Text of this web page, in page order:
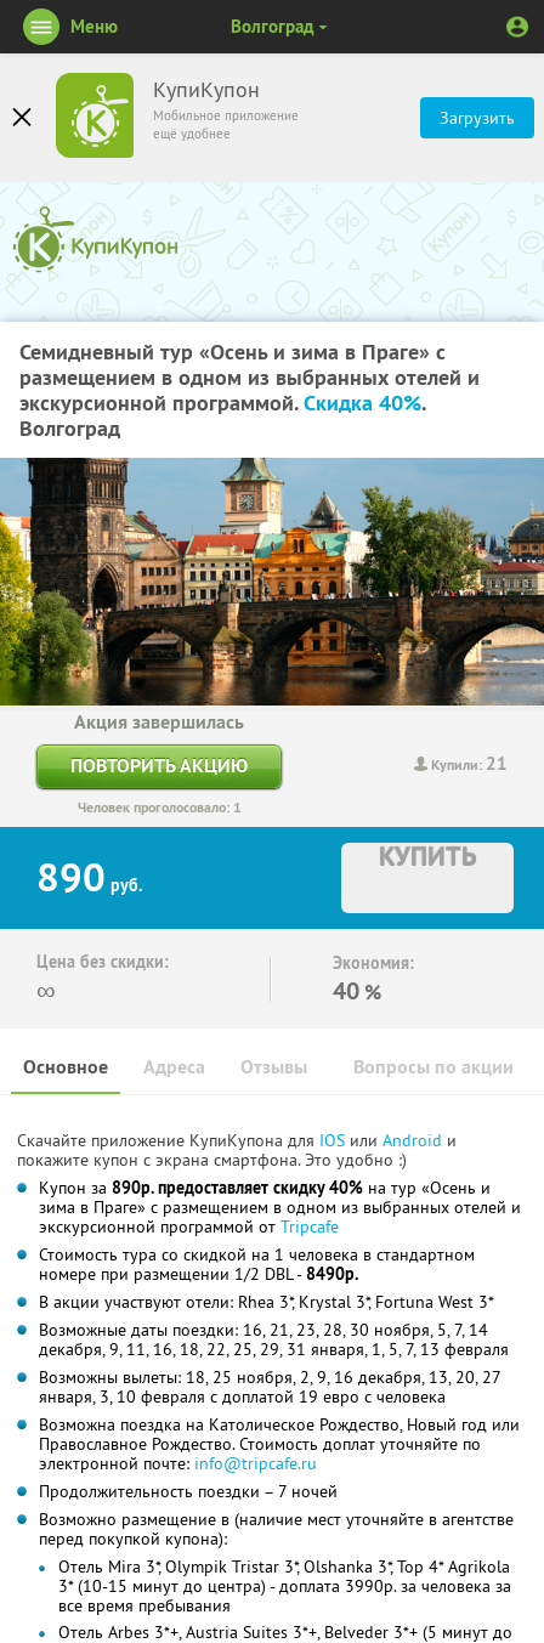
КупиКупон
Мобильное приложение
ещё удобнее
Загрузить
Меню Волгоград
Семидневный тур «Осень и зима в Праге» с
размещением в одном из выбранных отелей и
экскурсионной программой.Скидка 40%.
Волгоград
Купили: 21
Акция завершилась
ПОВТОРИТЬ АКЦИЮ
Человек проголосовало: 1
890 руб.
КУПИТЬ
Цена без скидки:
∞
Экономия:
40 %
Основное Отзывы Вопросы по акции
Адреса
Скачайте приложение КупиКупона для IOS или Android и
покажите купон с экрана смартфона. Это удобно :)
Купон за 890р. предоставляет скидку 40% на тур «Осень и
зима в Праге» с размещением в одном из выбранных отелей и
экскурсионной программой от Tripcafe
Стоимость тура со скидкой на 1 человека в стандартном
номере при размещении 1/2 DBL - 8490р.
В акции участвуют отели: Rhea 3*, Krystal 3*, Fortuna West 3*
Возможные даты поездки: 16, 21, 23, 28, 30 ноября, 5, 7, 14
декабря, 9, 11, 16, 18, 22, 25, 29, 31 января, 1, 5, 7, 13 февраля
Возможны вылеты: 18, 25 ноября, 2, 9, 16 декабря, 13, 20, 27
января, 3, 10 февраля с доплатой 19 евро с человека
Возможна поездка на Католическое Рождество, Новый год или
Православное Рождество. Стоимость доплат уточняйте по
электронной почте: info@tripcafe.ru
Продолжительность поездки – 7 ночей
Возможно размещение в (наличие мест уточняйте в агентстве
перед покупкой купона):
Отель Mira 3*, Olympik Tristar 3*, Olshanka 3*, Top 4* Agrikola
3* (10-15 минут до центра) - доплата 3990р. за человека за
все время пребывания
Отель Arbes 3*+, Austria Suites 3*+, Belveder 3*+ (5 минут до